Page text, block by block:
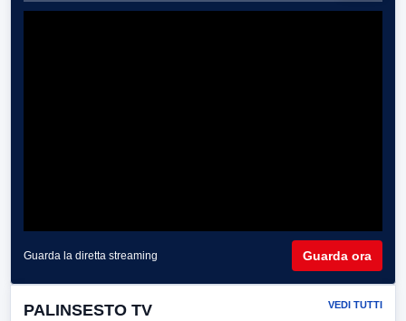
Guarda la diretta streaming Guarda ora
PALINSESTO TV VEDI TUTTI